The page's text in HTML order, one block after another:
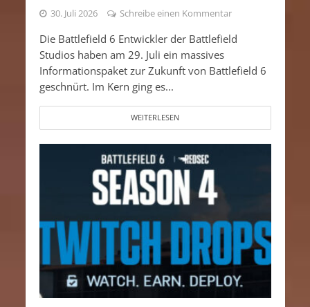
30. Juli 2026 Schreibe einen Kommentar
Die Battlefield 6 Entwickler der Battlefield
Studios haben am 29. Juli ein massives
Informationspaket zur Zukunft von Battlefield 6
geschnürt. Im Kern ging es...
WEITERLESEN